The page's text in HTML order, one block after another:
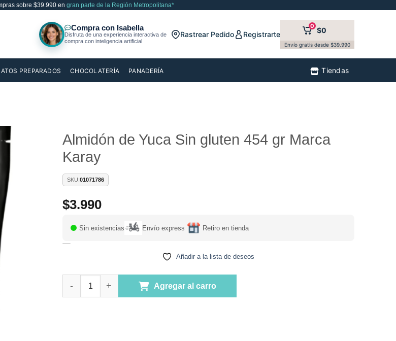
sobre $39.990 en gran parte de la Región Metropolitana*
Rastrear Pedido Registrarte
0 $0
Envío gratis desde $39.990
PREPARADOS CHOCOLATERÍA PANADERÍA Tiendas
Almidón de Yuca Sin gluten 454 gr Marca
Karay
SKU:01071786
$3.990
Sin existencias Envío express Retiro en tienda
Añadir a la lista de deseos
Agregar al carro